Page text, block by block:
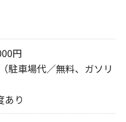
円
駐車場代／無料、ガソリ
り